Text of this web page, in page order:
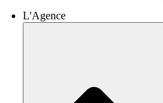
L'Agence